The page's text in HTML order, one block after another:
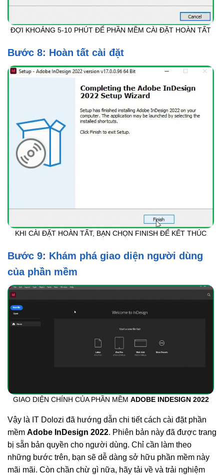
ĐỢI KHOẢNG 5-10 PHÚT ĐỂ PHẦN MỀM CÀI ĐẶT HOÀN TẤT
Bước 8: Hoàn tất cài đặt
KHI CÀI ĐẶT HOÀN TẤT, BẠN CHỌN FINISH ĐỂ KẾT THÚC
Bước 9: Khám phá giao diện người dùng
của phần mềm
GIAO DIỆN CHÍNH CỦA PHẦN MỀM ADOBE INDESIGN 2022
Vậy là IT Dolozi đã hướng dẫn chi tiết cách cài đặt phần
mềm Adobe InDesign 2022. Phiên bản này đã được trang
bị sẵn bản quyền cho người dùng. Chỉ cần làm theo
những bước trên, bạn sẽ dễ dàng sở hữu phần mềm này
mãi mãi. Còn chần chừ gì nữa, hãy tải về và trải nghiệm